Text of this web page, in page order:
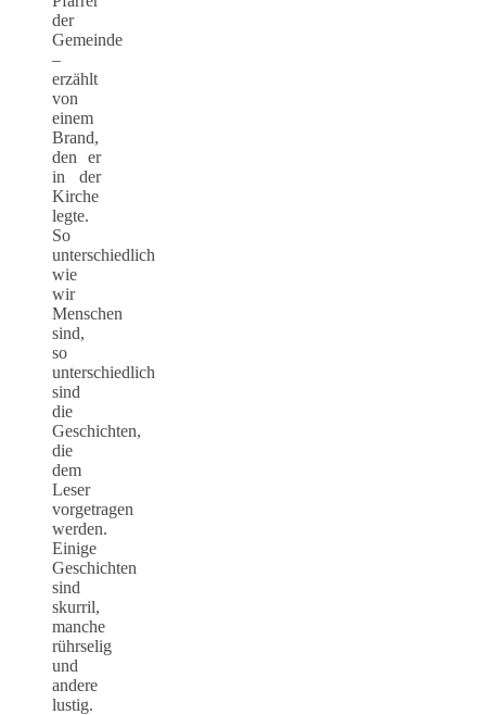
der
Gemeinde
–
erzählt
von
einem
Brand,
den er
in der
Kirche
legte.
So
unterschiedlich
wie
wir
Menschen
sind,
so
unterschiedlich
sind
die
Geschichten,
die
dem
Leser
vorgetragen
werden.
Einige
Geschichten
sind
skurril,
manche
rührselig
und
andere
lustig.